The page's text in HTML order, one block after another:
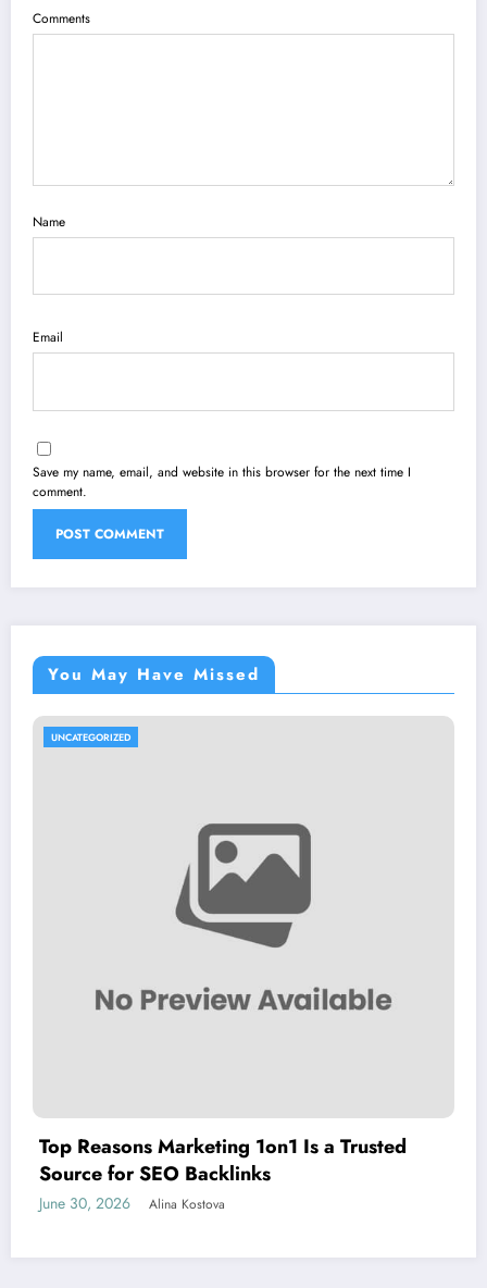
Comments
Name
Email
Save my name, email, and website in this browser for the next time I
comment.
You May Have Missed
UNCATEGORIZED
Top Reasons Marketing 1on1 Is a Trusted
Source for SEO Backlinks
June 30, 2026 Alina Kostova